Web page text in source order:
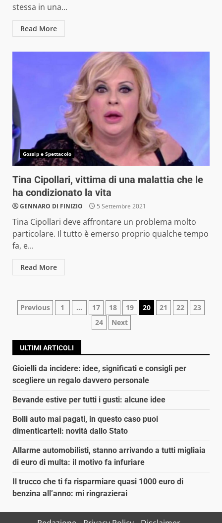
stessa in una...
Read More
Gossip e Spettacolo
Tina Cipollari, vittima di una malattia che le
ha condizionato la vita
GENNARO DI FINIZIO 5 Settembre 2021
Tina Cipollari deve affrontare un problema molto
particolare. Il tutto è emerso proprio qualche tempo
fa, e...
Read More
Navigazione
Previous 1 … 17 18 19 20 21 22
23
24
Next
ULTIMI ARTICOLI
Gioielli da incidere: idee, significati e consigli per
scegliere un regalo davvero personale
Bevande estive per tutti i gusti: alcune idee
Bolli auto mai pagati, in questo caso puoi
dimenticarteli: novità dallo Stato
Allarme automobilisti, stanno arrivando a tutti migliaia
di euro di multa: il motivo fa infuriare
Il trucco che ti fa risparmiare quasi 1000 euro di
benzina all’anno: mi ringrazierai